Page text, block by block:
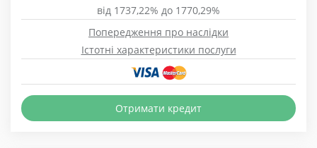
від 1737,22% до 1770,29%
Попередження про наслідки
Істотні характеристики послуги
Отримати кредит